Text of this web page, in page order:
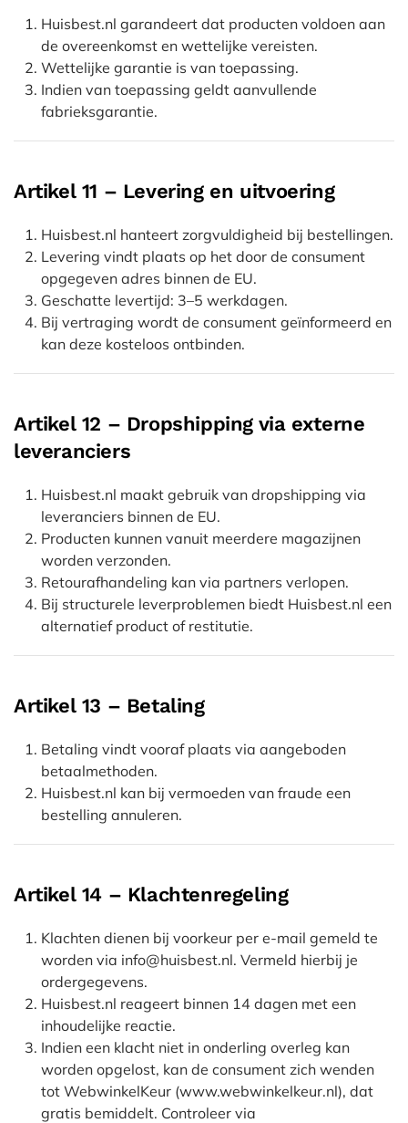
Huisbest.nl garandeert dat producten voldoen aan
de overeenkomst en wettelijke vereisten.
Wettelijke garantie is van toepassing.
Indien van toepassing geldt aanvullende
fabrieksgarantie.
Artikel 11 – Levering en uitvoering
Huisbest.nl hanteert zorgvuldigheid bij bestellingen.
Levering vindt plaats op het door de consument
opgegeven adres binnen de EU.
Geschatte levertijd: 3–5 werkdagen.
Bij vertraging wordt de consument geïnformeerd en
kan deze kosteloos ontbinden.
Artikel 12 – Dropshipping via externe
leveranciers
Huisbest.nl maakt gebruik van dropshipping via
leveranciers binnen de EU.
Producten kunnen vanuit meerdere magazijnen
worden verzonden.
Retourafhandeling kan via partners verlopen.
Bij structurele leverproblemen biedt Huisbest.nl een
alternatief product of restitutie.
Artikel 13 – Betaling
Betaling vindt vooraf plaats via aangeboden
betaalmethoden.
Huisbest.nl kan bij vermoeden van fraude een
bestelling annuleren.
Artikel 14 – Klachtenregeling
Klachten dienen bij voorkeur per e-mail gemeld te
worden via info@huisbest.nl. Vermeld hierbij je
ordergegevens.
Huisbest.nl reageert binnen 14 dagen met een
inhoudelijke reactie.
Indien een klacht niet in onderling overleg kan
worden opgelost, kan de consument zich wenden
tot WebwinkelKeur (www.webwinkelkeur.nl), dat
gratis bemiddelt. Controleer via